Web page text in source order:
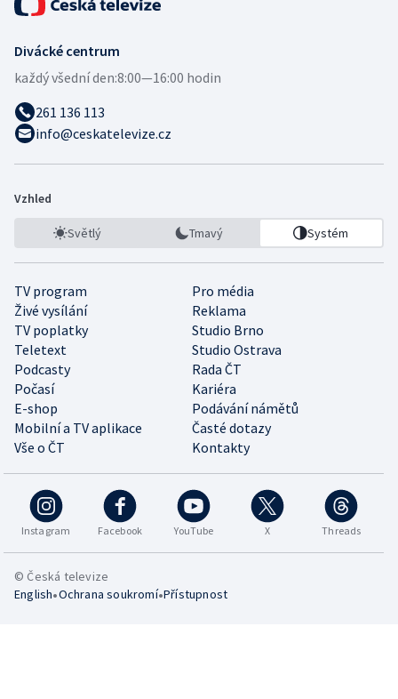
Divácké centrum
každý všední den:8:00—16:00 hodin
261 136 113
info@ceskatelevize.cz
Vzhled
Světlý Tmavý Systém
TV program
Pro média
Živé vysílání
Reklama
TV poplatky
Studio Brno
Teletext
Studio Ostrava
Podcasty
Rada ČT
Počasí
Kariéra
E-shop
Podávání námětů
Mobilní a TV aplikace
Časté dotazy
Vše o ČT
Kontakty
Instagram Facebook YouTube X Threads
© Česká televize
English•Ochrana soukromí•Přístupnost